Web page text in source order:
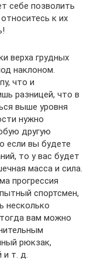
себе позволить
к их
верха грудных
наклоном.
что и
разницей, что в
выше уровня
нужно
другую
если вы будете
то у вас будет
масса и сила.
прогрессия
спортсмен,
несколько
вам можно
рюкзак,
и т. д.